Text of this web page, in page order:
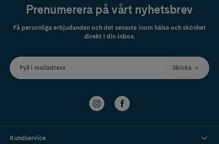
Prenumerera på vårt nyhetsbrev
Få personliga erbjudanden och det senaste inom hälsa och skönhet
direkt i din inbox.
Fyll i mailadress Skicka
Kundservice